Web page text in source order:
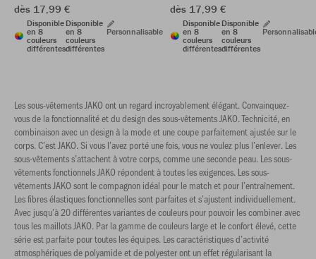
dès 17,99 €
Disponible
en 8
couleurs
différentes
Disponible
en 8
couleurs
différentes
Personnalisable
dès 17,99 €
Disponible
en 8
couleurs
différentes
Disponible
en 8
couleurs
différentes
Les sous-vêtements JAKO ont un regard incroyablement élégant. Convainquez-
vous de la fonctionnalité et du design des sous-vêtements JAKO. Technicité, en
combinaison avec un design à la mode et une coupe parfaitement ajustée sur le
corps. C’est JAKO. Si vous l’avez porté une fois, vous ne voulez plus l’enlever. Les
sous-vêtements s’attachent à votre corps, comme une seconde peau. Les sous-
vêtements fonctionnels JAKO répondent à toutes les exigences. Les sous-
vêtements JAKO sont le compagnon idéal pour le match et pour l’entraînement.
Les fibres élastiques fonctionnelles sont parfaites et s’ajustent individuellement.
Avec jusqu’à 20 différentes variantes de couleurs pour pouvoir les combiner avec
tous les maillots JAKO. Par la gamme de couleurs large et le confort élevé, cette
série est parfaite pour toutes les équipes. Les caractéristiques d’activité
atmosphériques de polyamide et de polyester ont un effet régularisant la